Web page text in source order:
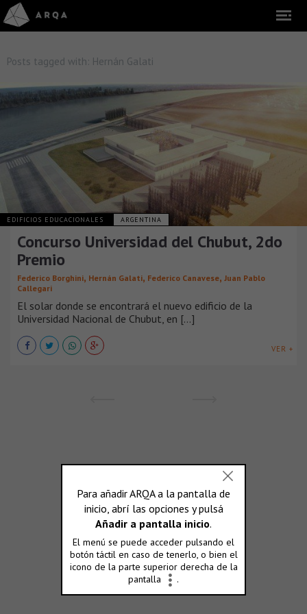
Posts tagged with: Hernán Galati
EDIFICIOS EDUCACIONALES ARGENTINA
Concurso Universidad del Chubut, 2do
Premio
Federico Borghini, Hernán Galati, Federico Canavese, Juan Pablo
Callegari
El solar donde se encontrará el nuevo edificio de la
Universidad Nacional de Chubut, en [...]
VER +